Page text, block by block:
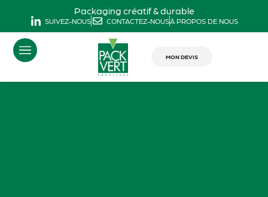
Packaging créatif & durable
SUIVEZ-NOUS CONTACTEZ-NOUSÀ PROPOS DE NOUS
MON DEVIS